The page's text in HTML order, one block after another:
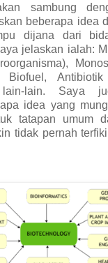
sambung
beberapa idea
dijana dari
jelaskan ialah:
Biofuel,
lain-lain. Saya
idea yang
tatapan umum
tidak pernah